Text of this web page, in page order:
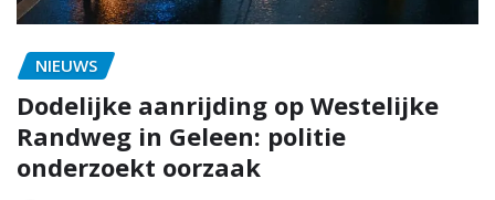
NIEUWS
Dodelijke aanrijding op Westelijke
Randweg in Geleen: politie
onderzoekt oorzaak